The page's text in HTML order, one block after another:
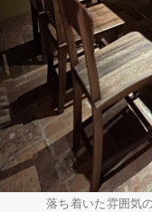
落ち着いた雰囲気